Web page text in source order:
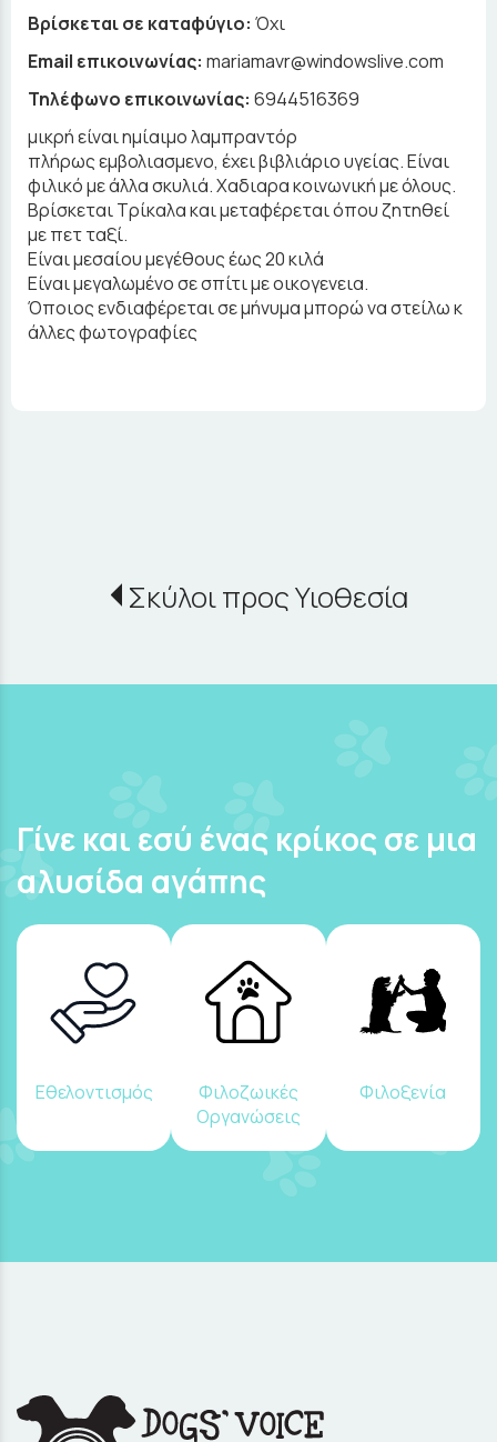
Βρίσκεται σε καταφύγιο: Όχι
Email επικοινωνίας: mariamavr@windowslive.com
Τηλέφωνο επικοινωνίας: 6944516369
μικρή είναι ημίαιμο λαμπραντόρ
πλήρως εμβολιασμενο, έχει βιβλιάριο υγείας. Είναι
φιλικό με άλλα σκυλιά. Χαδιαρα κοινωνική με όλους.
Βρίσκεται Τρίκαλα και μεταφέρεται όπου ζητηθεί
με πετ ταξί.
Είναι μεσαίου μεγέθους έως 20 κιλά
Είναι μεγαλωμένο σε σπίτι με οικογενεια.
Όποιος ενδιαφέρεται σε μήνυμα μπορώ να στείλω κ
άλλες φωτογραφίες
Σκύλοι προς Υιοθεσία
Γίνε και εσύ ένας κρίκος σε μια
αλυσίδα αγάπης
Εθελοντισμός
Φιλοζωικές
Οργανώσεις
Φιλοξενία